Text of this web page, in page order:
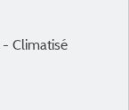
Climatisé